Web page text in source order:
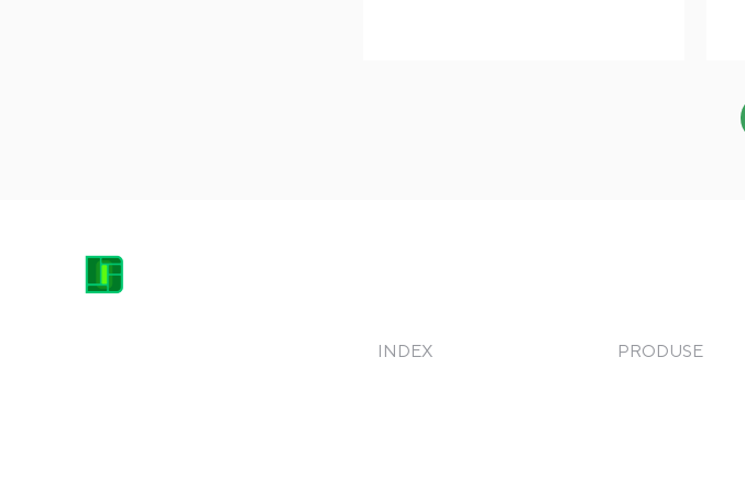
INDEX PRODUSE